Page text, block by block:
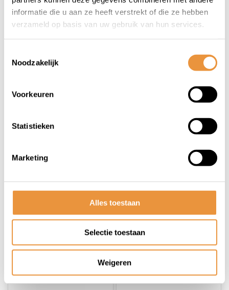
informatie die u aan ze heeft verstrekt of die ze hebben
verzameld op basis van uw gebruik van hun services.
Noodzakelijk
Voorkeuren
Statistieken
Marketing
Alles toestaan
Selectie toestaan
Weigeren
187,95
187,95
air rood bordeaux
glans 5-delig
Plaatwerkset SP RS-1
air zwart glans 5-
delig
Op voorraad
187,95